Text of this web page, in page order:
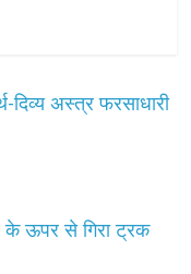
दिव्य अस्त्र फरसाधारी
ऊपर से गिरा ट्रक